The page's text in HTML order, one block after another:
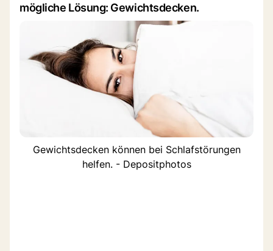
mögliche Lösung: Gewichtsdecken.
Gewichtsdecken können bei Schlafstörungen
helfen. - Depositphotos